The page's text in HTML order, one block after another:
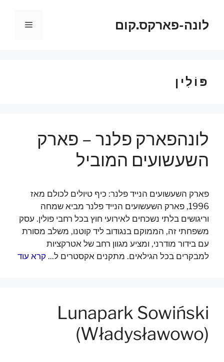
לונה-פארקס.קום תפריט
פּוֹלִין
לונהפארק פלנר – פארק
השעשועים המוביל
פארק השעשועים הנייד פלנר: כיף טיולים לכולם מאז
1996, פארק השעשועים הנייד פלנר מביא שמחה
וריגושים בלתי נשכחים לאירועי חוץ בכל רחבי פולין. עסק
משפחתי זה, הממוקם בנגודוב ליד קוטנו, משלב מסורת
עם בידור מודרני, ומציע מגוון רחב של אטרקציות
למבקרים בכל הגילאים. מתקנים אקסטרים ל... קרא עוד
Lunapark Sowiński
(Władysławowo)